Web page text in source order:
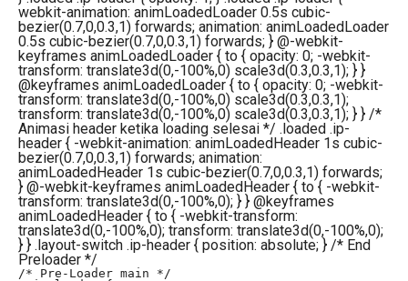
webkit-animation: animLoadedLoader 0.5s cubic-
bezier(0.7,0,0.3,1) forwards; animation: animLoadedLoader
0.5s cubic-bezier(0.7,0,0.3,1) forwards; } @-webkit-
keyframes animLoadedLoader { to { opacity: 0; -webkit-
transform: translate3d(0,-100%,0) scale3d(0.3,0.3,1); } }
@keyframes animLoadedLoader { to { opacity: 0; -webkit-
transform: translate3d(0,-100%,0) scale3d(0.3,0.3,1);
transform: translate3d(0,-100%,0) scale3d(0.3,0.3,1); } } /*
Animasi header ketika loading selesai */ .loaded .ip-
header { -webkit-animation: animLoadedHeader 1s cubic-
bezier(0.7,0,0.3,1) forwards; animation:
animLoadedHeader 1s cubic-bezier(0.7,0,0.3,1) forwards;
} @-webkit-keyframes animLoadedHeader { to { -webkit-
transform: translate3d(0,-100%,0); } } @keyframes
animLoadedHeader { to { -webkit-transform:
translate3d(0,-100%,0); transform: translate3d(0,-100%,0);
} } .layout-switch .ip-header { position: absolute; } /* End
Preloader */
/* Pre-Loader main */